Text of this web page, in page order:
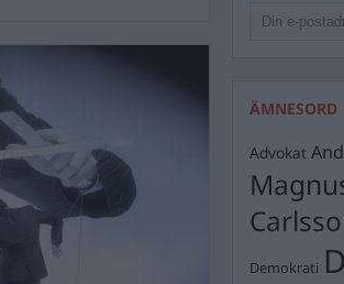
ÄMNESORD
Advokat
Demokrati